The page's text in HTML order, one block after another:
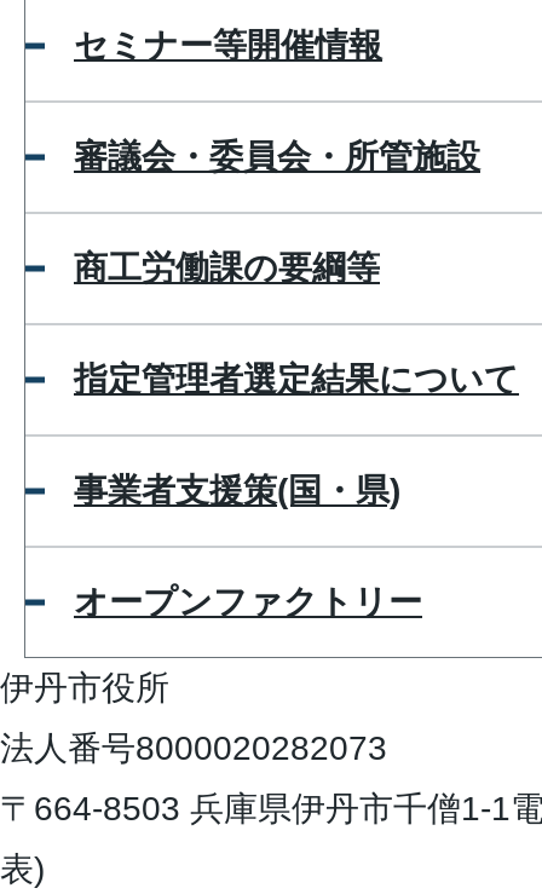
セミナー等開催情報
審議会・委員会・所管施設
商工労働課の要綱等
指定管理者選定結果について
事業者支援策(国・県)
オープンファクトリー
伊丹市役所
法人番号8000020282073
〒664-8503 兵庫県伊丹市千僧1-1
表)